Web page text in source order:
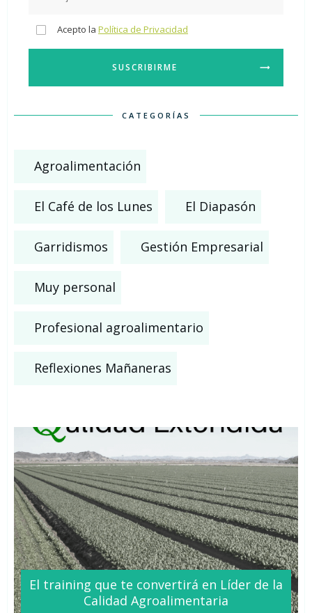
Acepto la Política de Privacidad
SUSCRIBIRME
CATEGORÍAS
Agroalimentación
El Café de los Lunes El Diapasón
Garridismos Gestión Empresarial
Muy personal
Profesional agroalimentario
Reflexiones Mañaneras
El training que te convertirá en Líder de la
Calidad Agroalimentaria